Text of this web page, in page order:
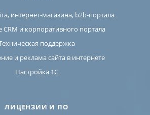
интернет-магазина, b2b-портала
CRM и корпоративного портала
поддержка
и реклама сайта в интернете
Настройка 1С
ЛИЦЕНЗИИ И ПО